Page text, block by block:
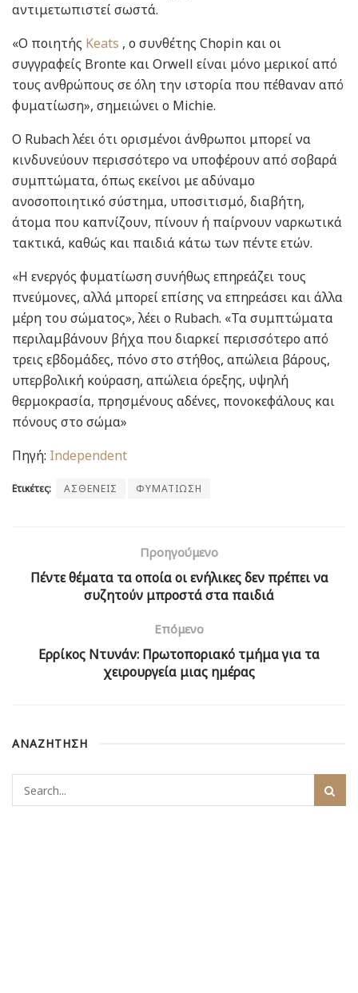
αντιμετωπιστεί σωστά.
«Ο ποιητής Keats , ο συνθέτης Chopin και οι
συγγραφείς Bronte και Orwell είναι μόνο μερικοί από
τους ανθρώπους σε όλη την ιστορία που πέθαναν από
φυματίωση», σημειώνει ο Michie.
Ο Rubach λέει ότι ορισμένοι άνθρωποι μπορεί να
κινδυνεύουν περισσότερο να υποφέρουν από σοβαρά
συμπτώματα, όπως εκείνοι με αδύναμο
ανοσοποιητικό σύστημα, υποσιτισμό, διαβήτη,
άτομα που καπνίζουν, πίνουν ή παίρνουν ναρκωτικά
τακτικά, καθώς και παιδιά κάτω των πέντε ετών.
«Η ενεργός φυματίωση συνήθως επηρεάζει τους
πνεύμονες, αλλά μπορεί επίσης να επηρεάσει και άλλα
μέρη του σώματος», λέει ο Rubach. «Τα συμπτώματα
περιλαμβάνουν βήχα που διαρκεί περισσότερο από
τρεις εβδομάδες, πόνο στο στήθος, απώλεια βάρους,
υπερβολική κούραση, απώλεια όρεξης, υψηλή
θερμοκρασία, πρησμένους αδένες, πονοκεφάλους και
πόνους στο σώμα»
Πηγή: Independent
Ετικέτες: ΑΣΘΕΝΕΙΣ ΦΥΜΑΤΙΩΣΗ
Προηγούμενο
Πέντε θέματα τα οποία οι ενήλικες δεν πρέπει να
συζητούν μπροστά στα παιδιά
Επόμενο
Ερρίκος Ντυνάν: Πρωτοποριακό τμήμα για τα
χειρουργεία μιας ημέρας
ΑΝΑΖΗΤΗΣΗ